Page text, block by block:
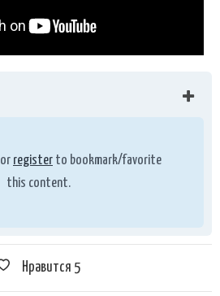
or register to bookmark/favorite
this content.
Нравится 5